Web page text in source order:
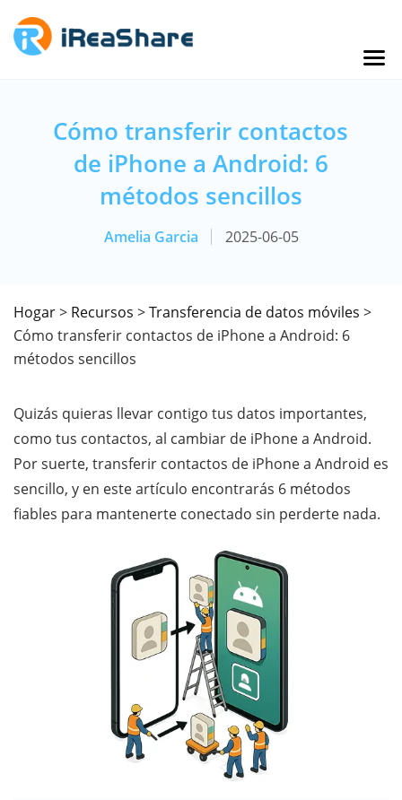
Cómo transferir contactos
de iPhone a Android: 6
métodos sencillos
Amelia Garcia 2025-06-05
Hogar> Recursos >Transferencia de datos móviles >
Cómo transferir contactos de iPhone a Android: 6
métodos sencillos
Quizás quieras llevar contigo tus datos importantes,
como tus contactos, al cambiar de iPhone a Android.
Por suerte, transferir contactos de iPhone a Android es
sencillo, y en este artículo encontrarás 6 métodos
fiables para mantenerte conectado sin perderte nada.